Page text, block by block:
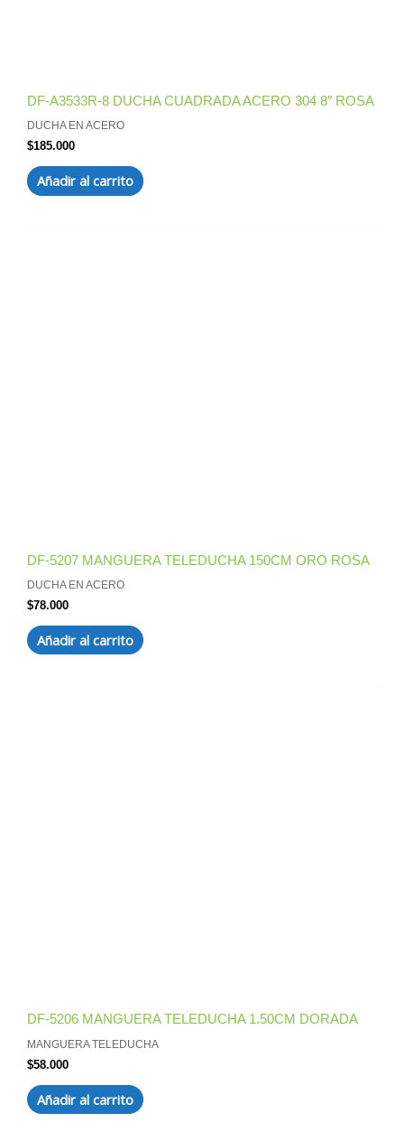
DF-A3533R-8 DUCHA CUADRADA ACERO 304 8″ ROSA
DUCHA EN ACERO
$185.000
Añadir al carrito
DF-5207 MANGUERA TELEDUCHA 150CM ORO ROSA
DUCHA EN ACERO
$78.000
Añadir al carrito
DF-5206 MANGUERA TELEDUCHA 1.50CM DORADA
MANGUERA TELEDUCHA
$58.000
Añadir al carrito